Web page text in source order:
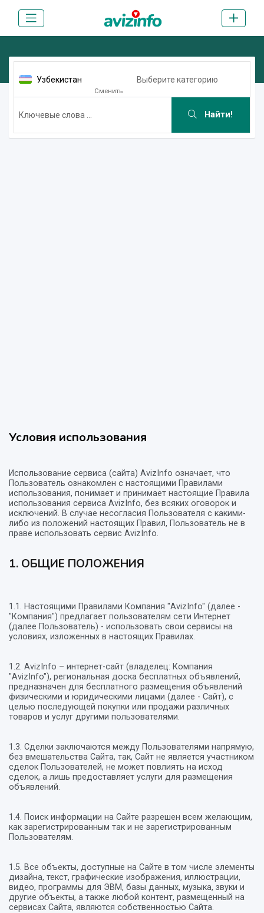
Узбекистан
Сменить
Выберите категорию
Найти!
Условия использования
Использование сервиса (сайта) AvizInfo означает, что
Пользователь ознакомлен с настоящими Правилами
использования, понимает и принимает настоящие Правила
использования сервиса AvizInfo, без всяких оговорок и
исключений. В случае несогласия Пользователя с какими-
либо из положений настоящих Правил, Пользователь не в
праве использовать сервис AvizInfo.
1. ОБЩИЕ ПОЛОЖЕНИЯ
1.1. Настоящими Правилами Компания "AvizInfo" (далее -
"Компания") предлагает пользователям сети Интернет
(далее Пользователь) - использовать свои сервисы на
условиях, изложенных в настоящих Правилах.
1.2. AvizInfo – интернет-сайт (владелец: Компания
"AvizInfo"), региональная доска бесплатных объявлений,
предназначен для бесплатного размещения объявлений
физическими и юридическими лицами (далее - Сайт), c
целью последующей покупки или продажи различных
товаров и услуг другими пользователями.
1.3. Сделки заключаются между Пользователями напрямую,
без вмешательства Сайта, так, Сайт не является участником
сделок Пользователей, не может повлиять на исход
сделок, а лишь предоставляет услуги для размещения
объявлений.
1.4. Поиск информации на Сайте разрешен всем желающим,
как зарегистрированным так и не зарегистрированным
Пользователям.
1.5. Все объекты, доступные на Сайте в том числе элементы
дизайна, текст, графические изображения, иллюстрации,
видео, программы для ЭВМ, базы данных, музыка, звуки и
другие объекты, а также любой контент, размещенный на
сервисах Сайта, являются собственностью Сайта.